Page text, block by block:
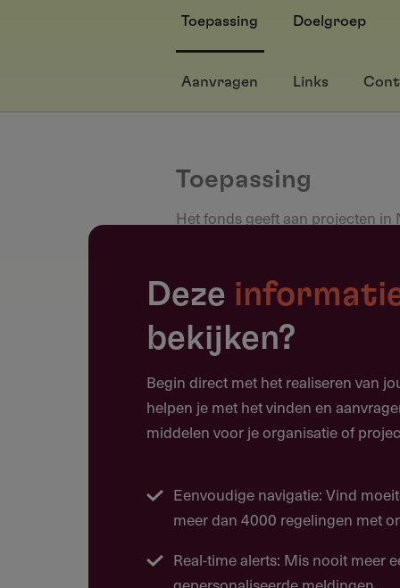
Toepassing Doelgroep
Aanvragen Links
Toepassing
Het fonds geeft aan projecten
Voorbeelden ondersteunde
Restauratie orgel
Concertreeks
Muziektheaterproductie
Muziekproductie
Lesmateriaal aanschaf doe-
Deze
bekijken?
Begin direct met het realiseren van
helpen je met het vinden en
middelen voor je organisatie of
Eenvoudige navigatie: Vind
meer dan 4000 regelingen met
Real-time alerts: Mis nooit meer